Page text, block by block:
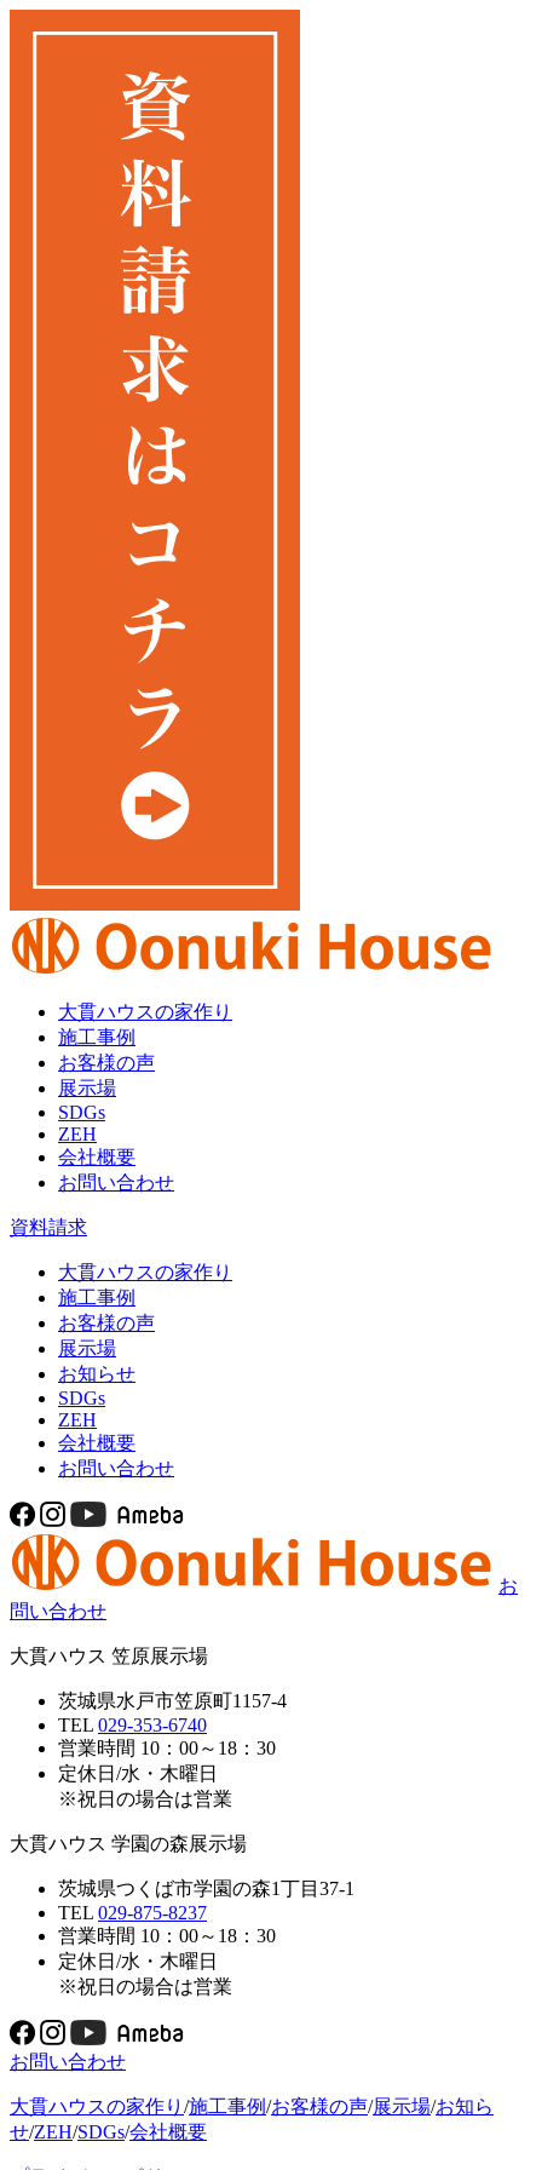
大貫ハウスの家作り
施工事例
お客様の声
展示場
SDGs
ZEH
会社概要
お問い合わせ
資料請求
大貫ハウスの家作り
施工事例
お客様の声
展示場
お知らせ
SDGs
ZEH
会社概要
お問い合わせ
お
問い合わせ
大貫ハウス 笠原展示場
茨城県水戸市笠原町1157-4
TEL 029-353-6740
営業時間 10：00～18：30
定休日/水・木曜日
※祝日の場合は営業
大貫ハウス 学園の森展示場
茨城県つくば市学園の森1丁目37-1
TEL 029-875-8237
営業時間 10：00～18：30
定休日/水・木曜日
※祝日の場合は営業
お問い合わせ
大貫ハウスの家作り /施工事例/お客様の声/展示場/お知ら
せ/ZEH/SDGs/会社概要